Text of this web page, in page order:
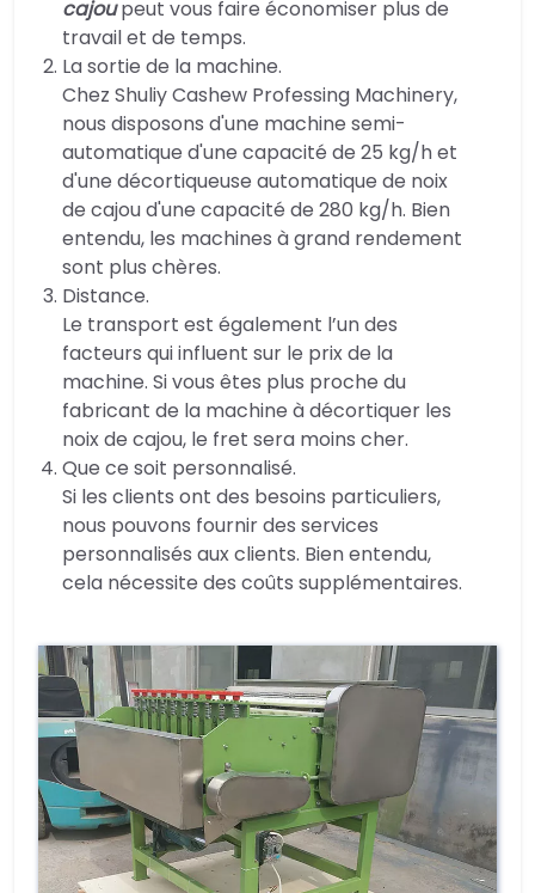
cajoupeut vous faire économiser plus de
travail et de temps.
La sortie de la machine.
Chez Shuliy Cashew Professing Machinery,
nous disposons d'une machine semi-
automatique d'une capacité de 25 kg/h et
d'une décortiqueuse automatique de noix
de cajou d'une capacité de 280 kg/h. Bien
entendu, les machines à grand rendement
sont plus chères.
Distance.
Le transport est également l’un des
facteurs qui influent sur le prix de la
machine. Si vous êtes plus proche du
fabricant de la machine à décortiquer les
noix de cajou, le fret sera moins cher.
Que ce soit personnalisé.
Si les clients ont des besoins particuliers,
nous pouvons fournir des services
personnalisés aux clients. Bien entendu,
cela nécessite des coûts supplémentaires.